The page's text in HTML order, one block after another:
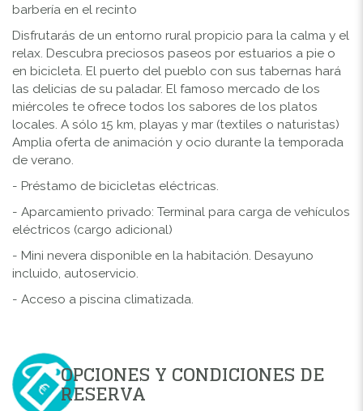
barbería en el recinto
Disfrutarás de un entorno rural propicio para la calma y el
relax. Descubra preciosos paseos por estuarios a pie o
en bicicleta. El puerto del pueblo con sus tabernas hará
las delicias de su paladar. El famoso mercado de los
miércoles te ofrece todos los sabores de los platos
locales. A sólo 15 km, playas y mar (textiles o naturistas)
Amplia oferta de animación y ocio durante la temporada
de verano.
- Préstamo de bicicletas eléctricas.
- Aparcamiento privado: Terminal para carga de vehículos
eléctricos (cargo adicional)
- Mini nevera disponible en la habitación. Desayuno
incluido, autoservicio.
- Acceso a piscina climatizada.
OPCIONES Y CONDICIONES DE
RESERVA